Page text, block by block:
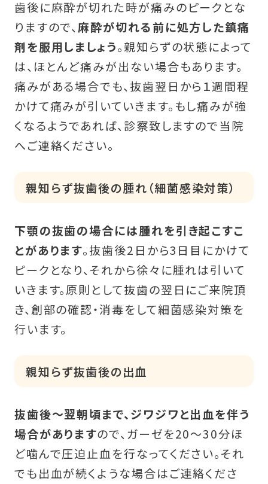
歯後に麻酔が切れた時が痛みのピークとな
りますので、 麻酔が切れる前に処方した鎮痛
剤を服用しましょう。親知らずの状態によって
は、ほとんど痛みが出ない場合もあります。
痛みがある場合でも、抜歯翌日から１週間程
かけて痛みが引いていきます。もし痛みが強
くなるようであれば、診察致しますので当院
へご連絡ください。
親知らず抜歯後の腫れ（細菌感染対策）
下顎の抜歯の場合には腫れを引き起こすこ
とがあります。抜歯後2日から3日目にかけて
ピークとなり、それから徐々に腫れは引いて
いきます。原則として抜歯の翌日にご来院頂
き、創部の確認・消毒をして細菌感染対策を
行います。
親知らず抜歯後の出血
抜歯後〜翌朝頃まで、ジワジワと出血を伴う
場合がありますので、ガーゼを20〜30分ほ
ど噛んで圧迫止血を行なってください。それ
でも出血が続くような場合はご連絡くださ